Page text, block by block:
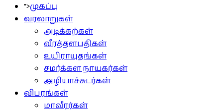
">முகப்பு
வரலாறுகள்
அடிக்கற்கள்
வீரத்தளபதிகள்
உயிராயுதங்கள்
சமர்க்கள நாயகர்கள்
அழியாச்சுடர்கள்
விபரங்கள்
மாவீரர்கள்